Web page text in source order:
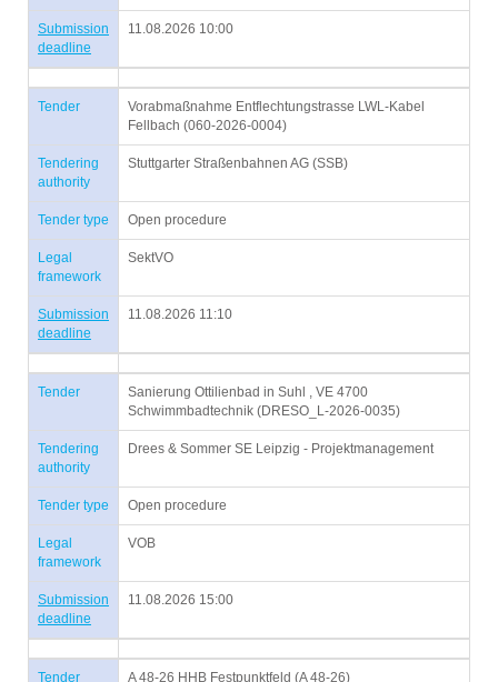
Submission
deadline
11.08.2026 10:00
Tender
Vorabmaßnahme Entflechtungstrasse LWL-Kabel
Fellbach (060-2026-0004)
Tendering
authority
Stuttgarter Straßenbahnen AG (SSB)
Tender type Open procedure
Legal
framework
SektVO
Submission
deadline
11.08.2026 11:10
Tender
Sanierung Ottilienbad in Suhl , VE 4700
Schwimmbadtechnik (DRESO_L-2026-0035)
Tendering
authority
Drees & Sommer SE Leipzig - Projektmanagement
Tender type Open procedure
Legal
framework
VOB
Submission
deadline
11.08.2026 15:00
Tender A 48-26 HHB Festpunktfeld (A 48-26)